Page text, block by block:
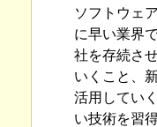
ソフトウェ
に早い業界
社を存続さ
いくこと、
活用してい
い技術を習